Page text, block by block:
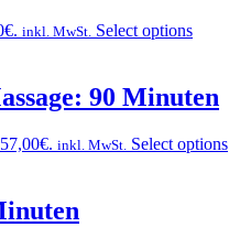
inkl. MwSt. Select options
90 Minuten
inkl. MwSt. Select options